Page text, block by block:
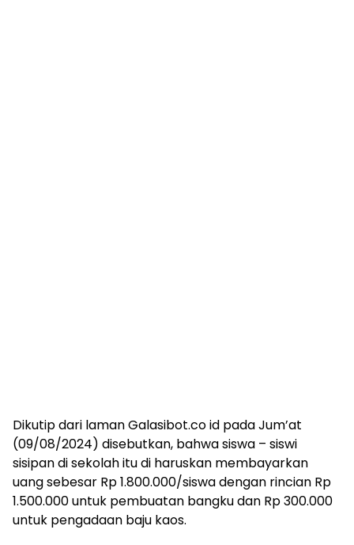
Dikutip dari laman Galasibot.co id pada Jum’at
(09/08/2024) disebutkan, bahwa siswa – siswi
sisipan di sekolah itu di haruskan membayarkan
uang sebesar Rp 1.800.000/siswa dengan rincian Rp
1.500.000 untuk pembuatan bangku dan Rp 300.000
untuk pengadaan baju kaos.